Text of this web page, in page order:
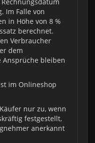
Im Falle von
in Höhe von 8 %
berechnet.
Verbraucher
dem
Ansprüche bleiben
im Onlineshop
nur zu, wenn
festgestellt,
anerkannt